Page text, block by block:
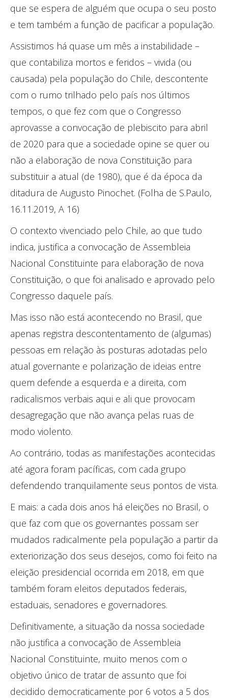
que se espera de alguém que ocupa o seu posto
e tem também a função de pacificar a população.
Assistimos há quase um mês a instabilidade –
que contabiliza mortos e feridos – vivida (ou
causada) pela população do Chile, descontente
com o rumo trilhado pelo país nos últimos
tempos, o que fez com que o Congresso
aprovasse a convocação de plebiscito para abril
de 2020 para que a sociedade opine se quer ou
não a elaboração de nova Constituição para
substituir a atual (de 1980), que é da época da
ditadura de Augusto Pinochet. (Folha de S.Paulo,
16.11.2019, A 16)
O contexto vivenciado pelo Chile, ao que tudo
indica, justifica a convocação de Assembleia
Nacional Constituinte para elaboração de nova
Constituição, o que foi analisado e aprovado pelo
Congresso daquele país.
Mas isso não está acontecendo no Brasil, que
apenas registra descontentamento de (algumas)
pessoas em relação às posturas adotadas pelo
atual governante e polarização de ideias entre
quem defende a esquerda e a direita, com
radicalismos verbais aqui e ali que provocam
desagregação que não avança pelas ruas de
modo violento.
Ao contrário, todas as manifestações acontecidas
até agora foram pacíficas, com cada grupo
defendendo tranquilamente seus pontos de vista.
E mais: a cada dois anos há eleições no Brasil, o
que faz com que os governantes possam ser
mudados radicalmente pela população a partir da
exteriorização dos seus desejos, como foi feito na
eleição presidencial ocorrida em 2018, em que
também foram eleitos deputados federais,
estaduais, senadores e governadores.
Definitivamente, a situação da nossa sociedade
não justifica a convocação de Assembleia
Nacional Constituinte, muito menos com o
objetivo único de tratar de assunto que foi
decidido democraticamente por 6 votos a 5 dos